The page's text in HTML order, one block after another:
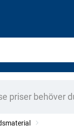
priser behöver